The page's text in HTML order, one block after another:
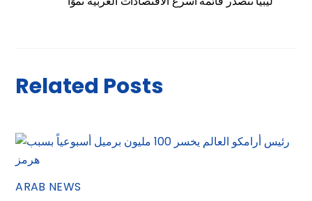
Related Posts
ARAB NEWS